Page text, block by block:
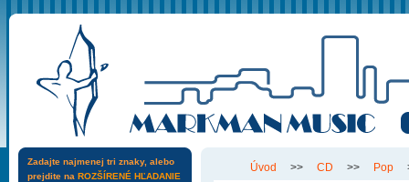
Úvod >> CD >> Pop
Zadajte najmenej tri znaky, alebo
prejdite na ROZŠÍRENÉ HĽADANIE